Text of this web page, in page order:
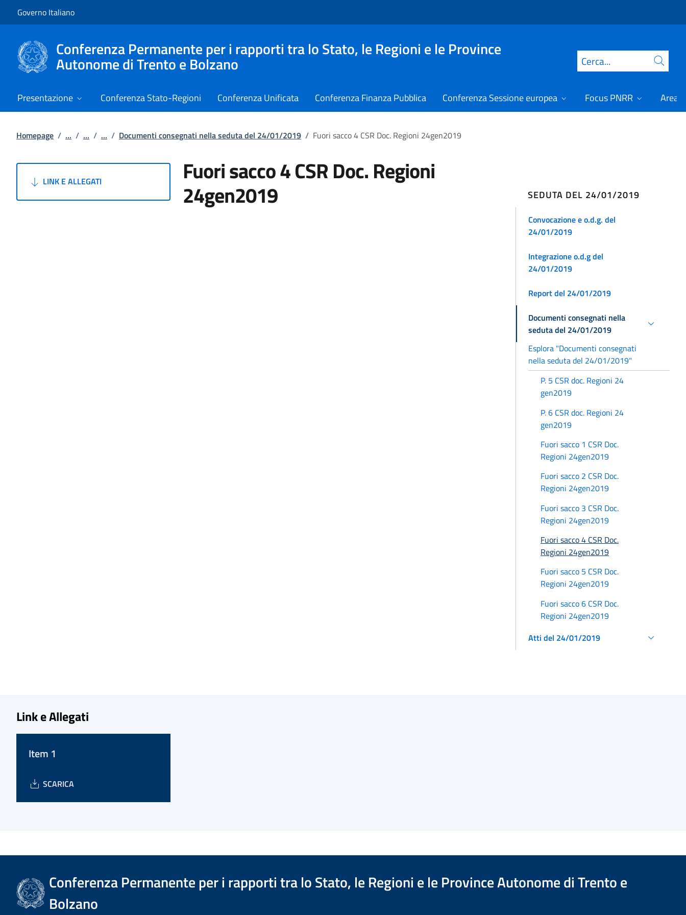
Governo Italiano
Conferenza Permanente per i rapporti tra lo Stato, le Regioni e le Province
Autonome di Trento e Bolzano Cerca
Presentazione Conferenza Stato-Regioni Conferenza Unificata Conferenza Finanza Pubblica Conferenza Sessione europea Focus PNRR Area
Homepage / ... / ... / ... / Documenti consegnati nella seduta del 24/01/2019 / Fuori sacco 4 CSR Doc. Regioni 24gen2019
LINK E ALLEGATI Fuori sacco 4 CSR Doc. Regioni
24gen2019 SEDUTA DEL 24/01/2019
Convocazione e o.d.g. del
24/01/2019
Integrazione o.d.g del
24/01/2019
Report del 24/01/2019
Documenti consegnati nella
seduta del 24/01/2019
Esplora "Documenti consegnati
nella seduta del 24/01/2019"
P. 5 CSR doc. Regioni 24
gen2019
P. 6 CSR doc. Regioni 24
gen2019
Fuori sacco 1 CSR Doc.
Regioni 24gen2019
Fuori sacco 2 CSR Doc.
Regioni 24gen2019
Fuori sacco 3 CSR Doc.
Regioni 24gen2019
Fuori sacco 4 CSR Doc.
Regioni 24gen2019
Fuori sacco 5 CSR Doc.
Regioni 24gen2019
Fuori sacco 6 CSR Doc.
Regioni 24gen2019
Atti del 24/01/2019
Link e Allegati
Item 1
SCARICA
Conferenza Permanente per i rapporti tra lo Stato, le Regioni e le Province Autonome di Trento e
Bolzano